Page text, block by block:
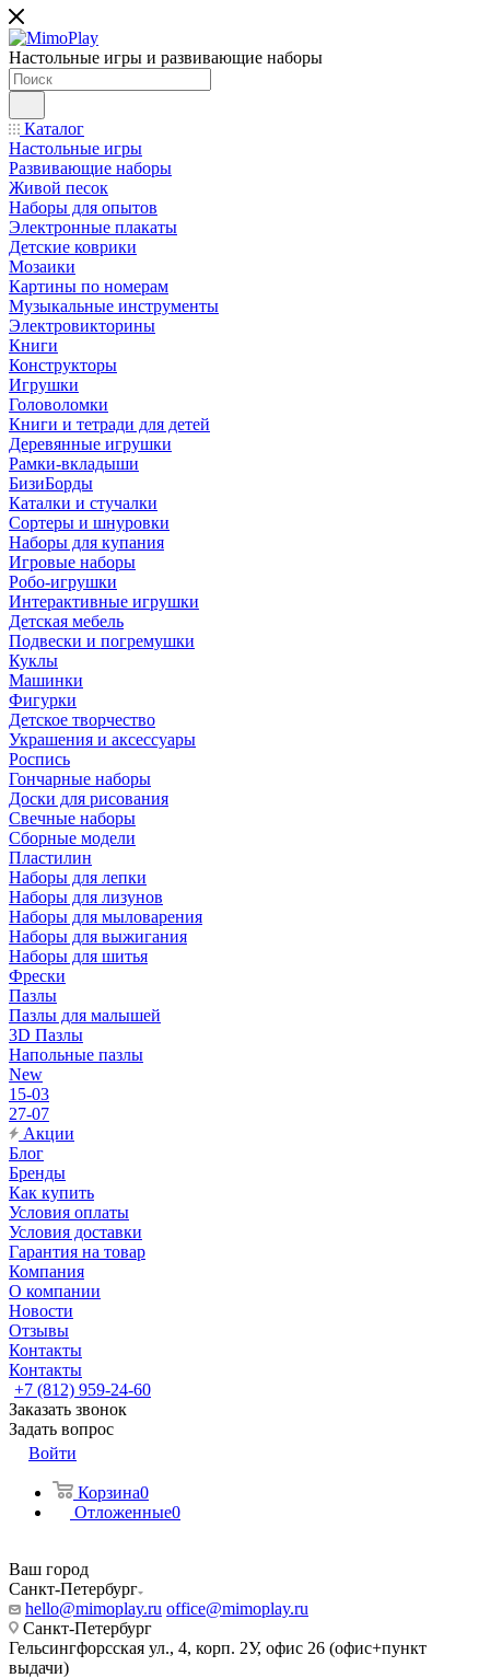
Настольные игры и развивающие наборы
Каталог
Настольные игры
Развивающие наборы
Живой песок
Наборы для опытов
Электронные плакаты
Детские коврики
Мозаики
Картины по номерам
Музыкальные инструменты
Электровикторины
Книги
Конструкторы
Игрушки
Головоломки
Книги и тетради для детей
Деревянные игрушки
Рамки-вкладыши
БизиБорды
Каталки и стучалки
Сортеры и шнуровки
Наборы для купания
Игровые наборы
Робо-игрушки
Интерактивные игрушки
Детская мебель
Подвески и погремушки
Куклы
Машинки
Фигурки
Детское творчество
Украшения и аксессуары
Роспись
Гончарные наборы
Доски для рисования
Свечные наборы
Сборные модели
Пластилин
Наборы для лепки
Наборы для лизунов
Наборы для мыловарения
Наборы для выжигания
Наборы для шитья
Фрески
Пазлы
Пазлы для малышей
3D Пазлы
Напольные пазлы
New
15-03
27-07
Акции
Блог
Бренды
Как купить
Условия оплаты
Условия доставки
Гарантия на товар
Компания
О компании
Новости
Отзывы
Контакты
Контакты
+7 (812) 959-24-60
Заказать звонок
Задать вопрос
Войти
Корзина0
Отложенные0
Ваш город
Санкт-Петербург
hello@mimoplay.ru office@mimoplay.ru
Санкт-Петербург
Гельсингфорсская ул., 4, корп. 2У, офис 26 (офис+пункт
выдачи)